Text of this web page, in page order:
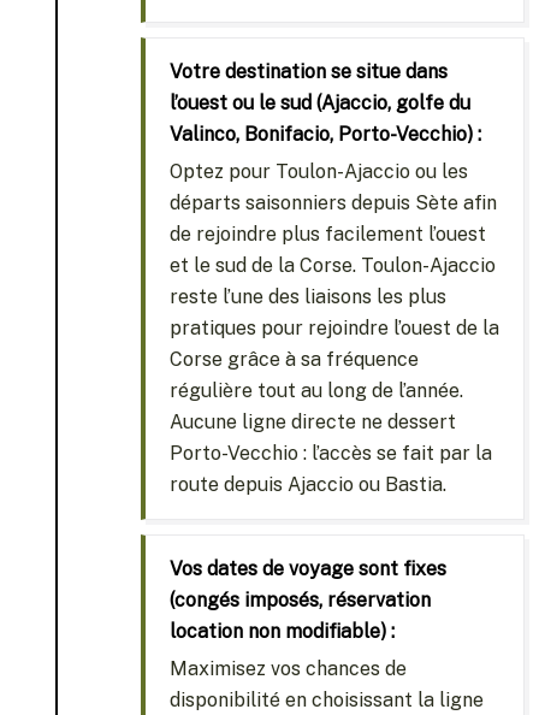
Votre destination se situe dans
l’ouest ou le sud (Ajaccio, golfe du
Valinco, Bonifacio, Porto-Vecchio) :
Optez pour Toulon-Ajaccio ou les
départs saisonniers depuis Sète afin
de rejoindre plus facilement l’ouest
et le sud de la Corse. Toulon-Ajaccio
reste l’une des liaisons les plus
pratiques pour rejoindre l’ouest de la
Corse grâce à sa fréquence
régulière tout au long de l’année.
Aucune ligne directe ne dessert
Porto-Vecchio : l’accès se fait par la
route depuis Ajaccio ou Bastia.
Vos dates de voyage sont fixes
(congés imposés, réservation
location non modifiable) :
Maximisez vos chances de
disponibilité en choisissant la ligne